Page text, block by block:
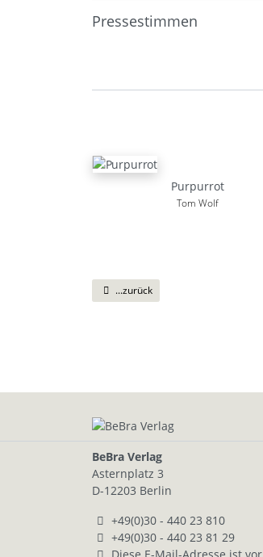
Pressestimmen
Purpurrot
Tom Wolf
...zurück
BeBra Verlag
Asternplatz 3
D-12203 Berlin
+49(0)30 - 440 23 810
+49(0)30 - 440 23 81 29